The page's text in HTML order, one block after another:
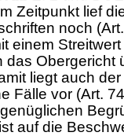
Zeitpunkt lief
noch (
einem
das Obergericht
liegt auch
Fälle vor (Art.
auf die